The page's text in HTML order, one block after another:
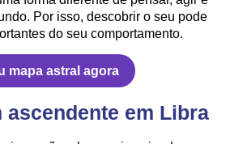
Por isso, descobrir o seu pode
do seu comportamento.
mapa astral agora
ascendente em Libra